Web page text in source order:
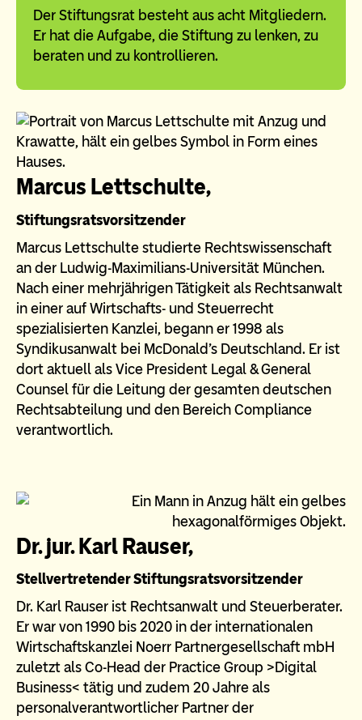
Der Stiftungsrat besteht aus acht Mitgliedern.
Er hat die Aufgabe, die Stiftung zu lenken, zu
beraten und zu kontrollieren.
Marcus Lettschulte,
Stiftungsratsvorsitzender
Marcus Lettschulte studierte Rechtswissenschaft
an der Ludwig-Maximilians-Universität München.
Nach einer mehrjährigen Tätigkeit als Rechtsanwalt
in einer auf Wirtschafts- und Steuerrecht
spezialisierten Kanzlei, begann er 1998 als
Syndikusanwalt bei McDonald’s Deutschland. Er ist
dort aktuell als Vice President Legal & General
Counsel für die Leitung der gesamten deutschen
Rechtsabteilung und den Bereich Compliance
verantwortlich.
Dr. jur. Karl Rauser,
Stellvertretender Stiftungsratsvorsitzender
Dr. Karl Rauser ist Rechtsanwalt und Steuerberater.
Er war von 1990 bis 2020 in der internationalen
Wirtschaftskanzlei Noerr Partnergesellschaft mbH
zuletzt als Co-Head der Practice Group >Digital
Business< tätig und zudem 20 Jahre als
personalverantwortlicher Partner der